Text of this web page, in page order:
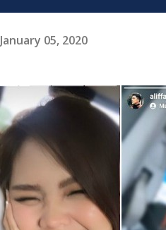
January 05, 2020